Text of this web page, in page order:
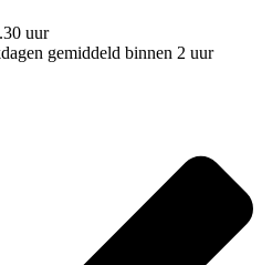
uur
gemiddeld binnen 2 uur